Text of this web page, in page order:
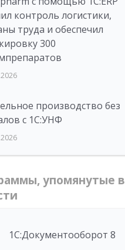
контроль логистики,
труда и обеспечил
300
производство без
с 1С:УНФ
упомянутые в
1С:Документооборот 8